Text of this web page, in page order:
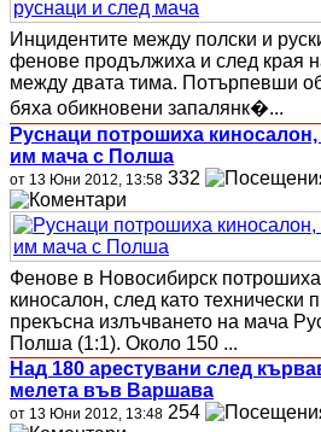
Инцидентите между полски и
фенове продължиха и след края
между двата тима. Потърпевши
бяха обикновени запалянк�...
Руснаци потрошиха киносалон,
им мача с Полша
от 13 Юни 2012, 13:58 332
Фенове в Новосибирск
киносалон, след като технически
прекъсна излъчването на мача
Полша (1:1). Около 150 ...
Над 180 арестувани след
мелета във Варшава
от 13 Юни 2012, 13:48 254